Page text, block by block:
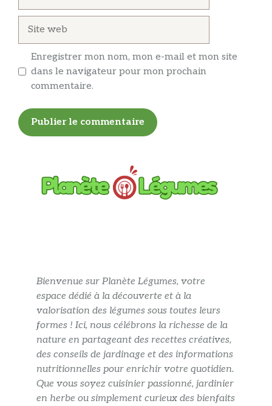
Enregistrer mon nom, mon e-mail et mon site
dans le navigateur pour mon prochain
commentaire.
Bienvenue sur Planète Légumes, votre
espace dédié à la découverte et à la
valorisation des légumes sous toutes leurs
formes ! Ici, nous célébrons la richesse de la
nature en partageant des recettes créatives,
des conseils de jardinage et des informations
nutritionnelles pour enrichir votre quotidien.
Que vous soyez cuisinier passionné, jardinier
en herbe ou simplement curieux des bienfaits